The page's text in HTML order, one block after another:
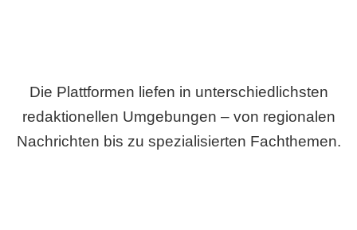
Die Plattformen liefen in unterschiedlichsten
redaktionellen Umgebungen – von regionalen
Nachrichten bis zu spezialisierten Fachthemen.